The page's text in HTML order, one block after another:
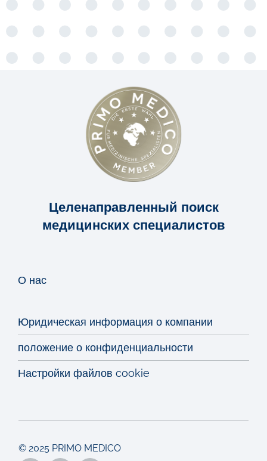
Целенаправленный поиск
медицинских специалистов
О нас
Юридическая информация о компании
положение о конфиденциальности
Настройки файлов cookie
© 2025 PRIMO MEDICO